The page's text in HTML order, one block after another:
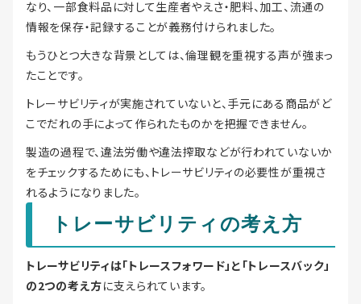
なり、一部食料品に対して生産者やえさ・肥料、加工、流通の
情報を保存・記録することが義務付けられました。
もうひとつ大きな背景としては、倫理観を重視する声が強まっ
たことです。
トレーサビリティが実施されていないと、手元にある商品がど
こでだれの手によって作られたものかを把握できません。
製造の過程で、違法労働や違法搾取などが行われていないか
をチェックするためにも、トレーサビリティの必要性が重視さ
れるようになりました。
トレーサビリティの考え方
トレーサビリティは「トレースフォワード」と「トレースバック」
の2つの考え方に支えられています。